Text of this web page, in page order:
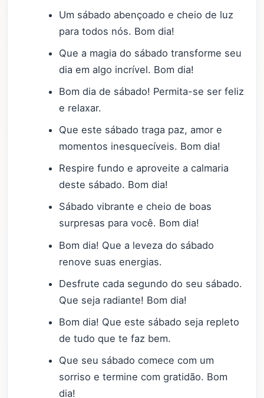
Um sábado abençoado e cheio de luz
para todos nós. Bom dia!
Que a magia do sábado transforme seu
dia em algo incrível. Bom dia!
Bom dia de sábado! Permita-se ser feliz
e relaxar.
Que este sábado traga paz, amor e
momentos inesquecíveis. Bom dia!
Respire fundo e aproveite a calmaria
deste sábado. Bom dia!
Sábado vibrante e cheio de boas
surpresas para você. Bom dia!
Bom dia! Que a leveza do sábado
renove suas energias.
Desfrute cada segundo do seu sábado.
Que seja radiante! Bom dia!
Bom dia! Que este sábado seja repleto
de tudo que te faz bem.
Que seu sábado comece com um
sorriso e termine com gratidão. Bom
dia!